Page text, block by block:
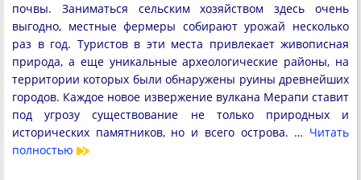
почвы. Заниматься сельским хозяйством здесь очень
выгодно, местные фермеры собирают урожай несколько
раз в год. Туристов в эти места привлекает живописная
природа, а еще уникальные археологические районы, на
территории которых были обнаружены руины древнейших
городов. Каждое новое извержение вулкана Мерапи ставит
под угрозу существование не только природных и
исторических памятников, но и всего острова. … Читать
полностью